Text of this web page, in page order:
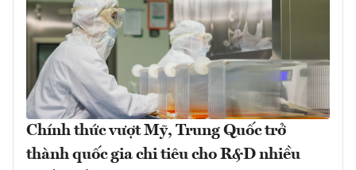
Chính thức vượt Mỹ, Trung Quốc trở
thành quốc gia chi tiêu cho R&D nhiều